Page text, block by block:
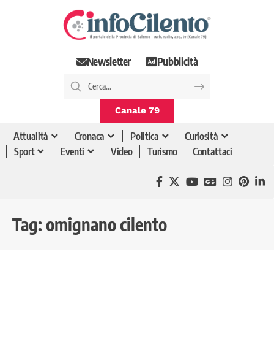
Newsletter Pubblicità
Canale 79
Attualità Cronaca Politica
Curiosità
Sport
Eventi Video Turismo Contattaci
Tag: omignano cilento